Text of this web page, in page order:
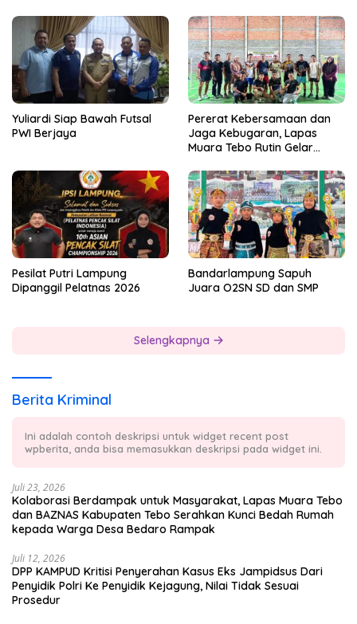
Yuliardi Siap Bawah Futsal
PWI Berjaya
Pererat Kebersamaan dan
Jaga Kebugaran, Lapas
Muara Tebo Rutin Gelar
Pesilat Putri Lampung
Dipanggil Pelatnas 2026
Bandarlampung Sapuh
Juara O2SN SD dan SMP
Selengkapnya
Berita Kriminal
Ini adalah contoh deskripsi untuk widget recent post
wpberita, anda bisa memasukkan deskripsi pada widget ini.
Juli 23, 2026
Kolaborasi Berdampak untuk Masyarakat, Lapas Muara Tebo
dan BAZNAS Kabupaten Tebo Serahkan Kunci Bedah Rumah
kepada Warga Desa Bedaro Rampak
Juli 12, 2026
DPP KAMPUD Kritisi Penyerahan Kasus Eks Jampidsus Dari
Penyidik Polri Ke Penyidik Kejagung, Nilai Tidak Sesuai
Prosedur